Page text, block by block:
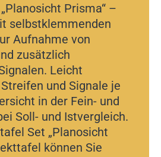
Prisma“ –
selbstklemmenden
Aufnahme von
zusätzlich
Leicht
und Signale je
in der Fein- und
Soll- und Istvergleich.
Set „Planosicht
können Sie